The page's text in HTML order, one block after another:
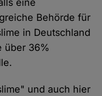
eine
Behörde für
in Deutschland
über 36%
und auch hier